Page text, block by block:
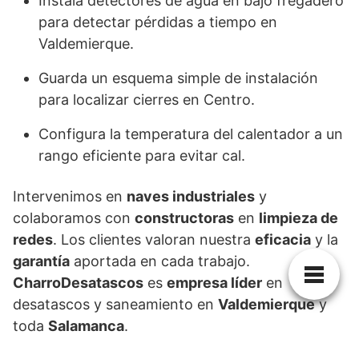
para detectar pérdidas a tiempo en
Valdemierque.
Guarda un esquema simple de instalación
para localizar cierres en Centro.
Configura la temperatura del calentador a un
rango eficiente para evitar cal.
Intervenimos en naves industriales y
colaboramos con constructoras en limpieza de
redes. Los clientes valoran nuestra eficacia y la
garantía aportada en cada trabajo.
CharroDesatascos es empresa líder en
desatascos y saneamiento en Valdemierquey
toda Salamanca.